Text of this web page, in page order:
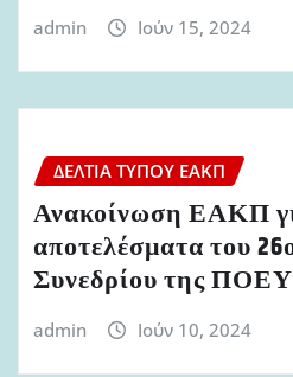
admin Ιούν 15, 2024
ΔΕΛΤΊΑ ΤΎΠΟΥ ΕΑΚΠ
Ανακοίνωση ΕΑΚΠ
αποτελέσματα του
Συνεδρίου της
admin Ιούν 10, 2024